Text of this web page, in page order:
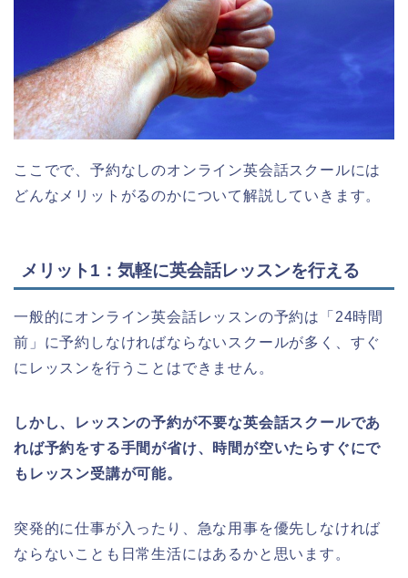
ここでで、予約なしのオンライン英会話スクールには
どんなメリットがるのかについて解説していきます。
メリット1：気軽に英会話レッスンを行える
一般的にオンライン英会話レッスンの予約は「24時間
前」に予約しなければならないスクールが多く、すぐ
にレッスンを行うことはできません。
しかし、レッスンの予約が不要な英会話スクールであ
れば予約をする手間が省け、時間が空いたらすぐにで
もレッスン受講が可能。
突発的に仕事が入ったり、急な用事を優先しなければ
ならないことも日常生活にはあるかと思います。